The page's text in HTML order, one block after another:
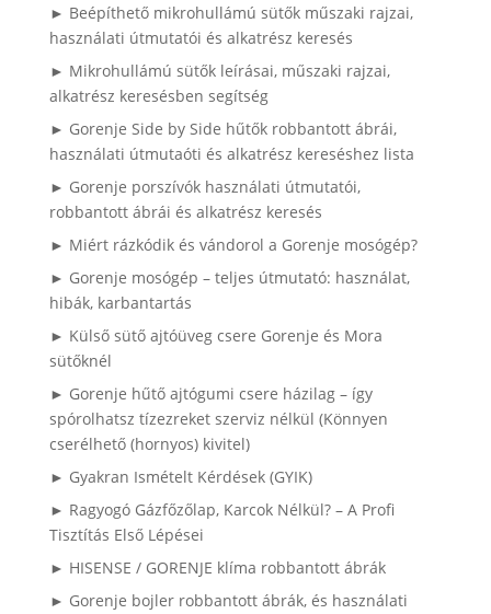
► Beépíthető mikrohullámú sütők műszaki rajzai,
használati útmutatói és alkatrész keresés
► Mikrohullámú sütők leírásai, műszaki rajzai,
alkatrész keresésben segítség
► Gorenje Side by Side hűtők robbantott ábrái,
használati útmutaóti és alkatrész kereséshez lista
► Gorenje porszívók használati útmutatói,
robbantott ábrái és alkatrész keresés
► Miért rázkódik és vándorol a Gorenje mosógép?
► Gorenje mosógép – teljes útmutató: használat,
hibák, karbantartás
► Külső sütő ajtóüveg csere Gorenje és Mora
sütőknél
► Gorenje hűtő ajtógumi csere házilag – így
spórolhatsz tízezreket szerviz nélkül (Könnyen
cserélhető (hornyos) kivitel)
► Gyakran Ismételt Kérdések (GYIK)
► Ragyogó Gázfőzőlap, Karcok Nélkül? – A Profi
Tisztítás Első Lépései
► HISENSE / GORENJE klíma robbantott ábrák
► Gorenje bojler robbantott ábrák, és használati